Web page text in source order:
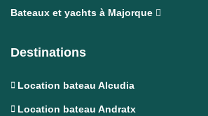
Bateaux et yachts à Majorque
Destinations
Location bateau Alcudia
Location bateau Andratx